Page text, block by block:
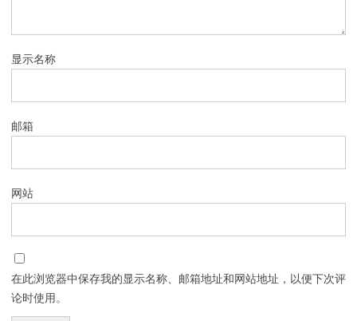
显示名称
邮箱
网站
在此浏览器中保存我的显示名称、邮箱地址和网站地址，以便下次评
论时使用。